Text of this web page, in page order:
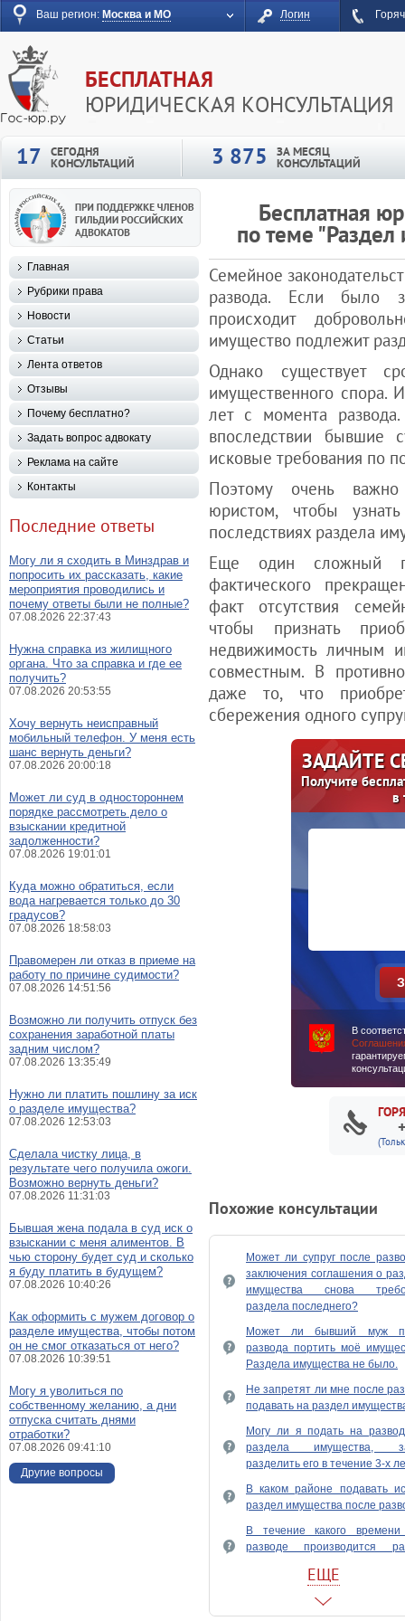
Ваш регион: Москва и МО Логин
БЕСПЛАТНАЯ
ЮРИДИЧЕСКАЯ КОНСУЛЬТАЦИЯ
17
СЕГОДНЯ
КОНСУЛЬТАЦИЙ 3 875 ЗА МЕСЯЦ
КОНСУЛЬТАЦИЙ
Бесплатная
по теме
Семейное
развода. Если было
происходит
имущество подлежит
Однако существует
имущественного спора.
лет с момента
впоследствии бывшие
исковые требования по
Поэтому очень важно
юристом, чтобы
последствиях раздела
Еще один сложный
фактического
факт отсутствия
чтобы признать
недвижимость личным
совместным. В
даже то, что
сбережения одного
ЗАДАЙТЕ
Получите
в
В
Похожие консультации
Может ли супруг после
заключения соглашения о
имущества снова
раздела последнего?
Может ли бывший муж
развода портить моё
Раздела имущества не было.
Не запретят ли мне после
подавать на раздел
Могу ли я подать на
раздела имущества,
разделить его в течение 3-х
В каком районе подавать
раздел имущества после
В течение какого
разводе производится
Вопрос по поводу развода с
Как я могу разделить
ЕЩЕ
Главная
Рубрики права
Новости
Статьи
Лента ответов
Отзывы
Почему бесплатно?
Задать вопрос адвокату
Реклама на сайте
Контакты
Последние ответы
Могу ли я сходить в Минздрав и
попросить их рассказать, какие
мероприятия проводились и
почему ответы были не полные?
07.08.2026 22:37:43
Нужна справка из жилищного
органа. Что за справка и где ее
получить?
07.08.2026 20:53:55
Хочу вернуть неисправный
мобильный телефон. У меня есть
шанс вернуть деньги?
07.08.2026 20:00:18
Может ли суд в одностороннем
порядке рассмотреть дело о
взыскании кредитной
задолженности?
07.08.2026 19:01:01
Куда можно обратиться, если
вода нагревается только до 30
градусов?
07.08.2026 18:58:03
Правомерен ли отказ в приеме на
работу по причине судимости?
07.08.2026 14:51:56
Возможно ли получить отпуск без
сохранения заработной платы
задним числом?
07.08.2026 13:35:49
Нужно ли платить пошлину за иск
о разделе имущества?
07.08.2026 12:53:03
Сделала чистку лица, в
результате чего получила ожоги.
Возможно вернуть деньги?
07.08.2026 11:31:03
Бывшая жена подала в суд иск о
взыскании с меня алиментов. В
чью сторону будет суд и сколько
я буду платить в будущем?
07.08.2026 10:40:26
Как оформить с мужем договор о
разделе имущества, чтобы потом
он не смог отказаться от него?
07.08.2026 10:39:51
Могу я уволиться по
собственному желанию, а дни
отпуска считать днями
отработки?
07.08.2026 09:41:10
Другие вопросы